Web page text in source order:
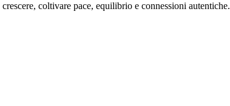
coltivare pace, equilibrio e connessioni autentiche.